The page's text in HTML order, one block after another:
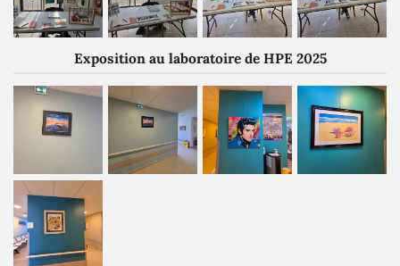
Exposition au laboratoire de HPE 2025